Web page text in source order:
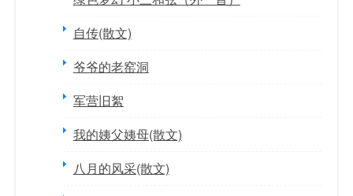
自传(散文)
爷爷的老窑洞
军营旧絮
我的姨父姨母(散文)
八月的风采(散文)